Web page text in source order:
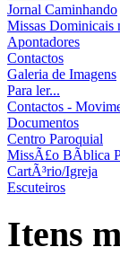
Jornal Caminhando
Missas Dominicais
Apontadores
Contactos
Galeria de Imagens
Para ler...
Contactos -
Documentos
Centro Paroquial
MissÃ£o BÃ­blica
CartÃ³rio/Igreja
Escuteiros
Itens